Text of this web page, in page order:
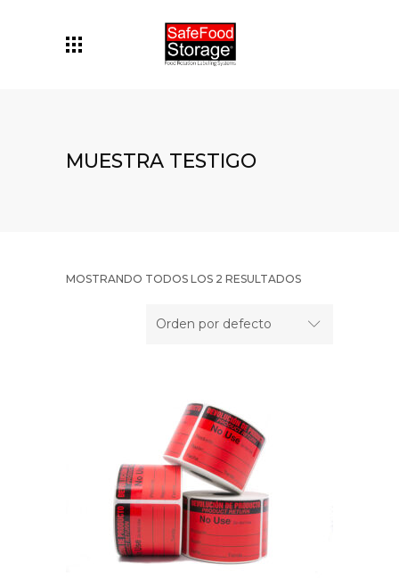
MUESTRA TESTIGO
MOSTRANDO TODOS LOS 2 RESULTADOS
Orden por defecto
ADD TO CART